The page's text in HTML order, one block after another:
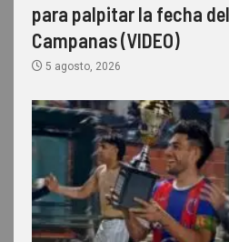
para palpitar la fecha
Campanas (VIDEO)
5 agosto, 2026